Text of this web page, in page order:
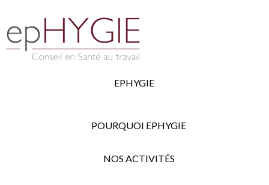
EPHYGIE
POURQUOI EPHYGIE
NOS ACTIVITÉS